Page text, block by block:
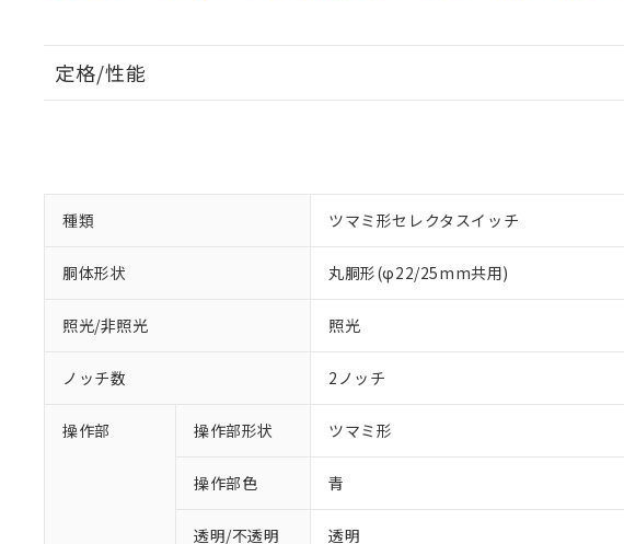
定格/性能
種類 ツマミ形セレクタスイッチ
胴体形状 丸胴形(φ22/25mm共用)
照光/非照光 照光
ノッチ数 2ノッチ
操作部 操作部形状 ツマミ形
操作部色 青
透明/不透明 透明